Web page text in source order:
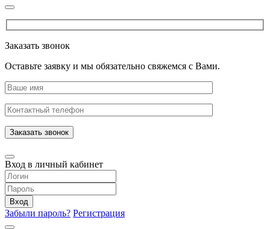
Заказать звонок
Оставьте заявку и мы обязательно свяжемся с Вами.
Заказать звонок
Вход в личный кабинет
Вход
Забыли пароль? Регистрация